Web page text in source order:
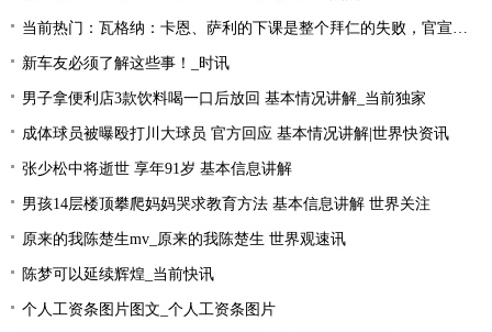
当前热门：瓦格纳：卡恩、萨利的下课是整个拜仁的失败，官宣的时机让我无言
新车友必须了解这些事！_时讯
男子拿便利店3款饮料喝一口后放回 基本情况讲解_当前独家
成体球员被曝殴打川大球员 官方回应 基本情况讲解|世界快资讯
张少松中将逝世 享年91岁 基本信息讲解
男孩14层楼顶攀爬妈妈哭求教育方法 基本信息讲解 世界关注
原来的我陈楚生mv_原来的我陈楚生 世界观速讯
陈梦可以延续辉煌_当前快讯
个人工资条图片图文_个人工资条图片